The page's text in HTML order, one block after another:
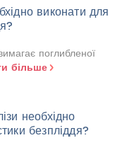
виконати для
поглибленої
більше
необхідно
безпліддя?